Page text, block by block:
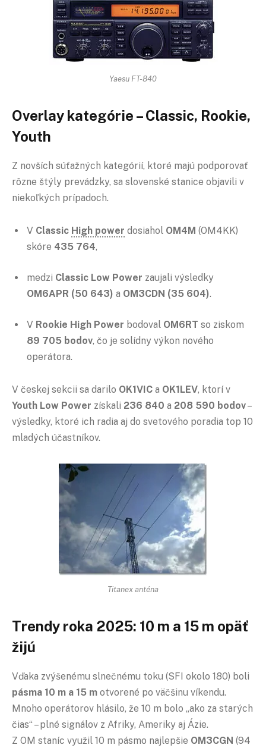
Yaesu FT-840
Overlay kategórie – Classic, Rookie,
Youth
Z novších súťažných kategórií, ktoré majú podporovať
rôzne štýly prevádzky, sa slovenské stanice objavili v
niekoľkých prípadoch.
V Classic High power dosiahol OM4M (OM4KK)
skóre 435 764,
medzi Classic Low Power zaujali výsledky
OM6APR (50 643) a OM3CDN (35 604).
V Rookie High Power bodoval OM6RT so ziskom
89 705 bodov, čo je solídny výkon nového
operátora.
V českej sekcii sa darilo OK1VIC a OK1LEV, ktorí v
Youth Low Power získali 236 840 a 208 590 bodov–
výsledky, ktoré ich radia aj do svetového poradia top 10
mladých účastníkov.
Titanex anténa
Trendy roka 2025: 10 m a 15 m opäť
žijú
Vďaka zvýšenému slnečnému toku (SFI okolo 180) boli
pásma 10 m a 15 m otvorené po väčšinu víkendu.
Mnoho operátorov hlásilo, že 10 m bolo „ako za starých
čias“ – plné signálov z Afriky, Ameriky aj Ázie.
Z OM staníc využil 10 m pásmo najlepšie OM3CGN (94